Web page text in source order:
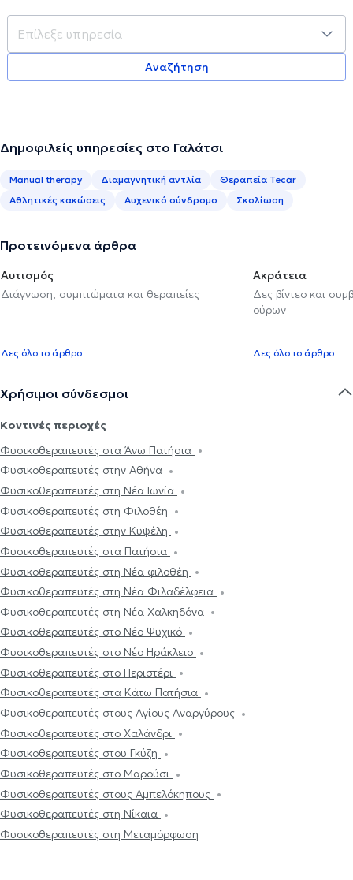
Αναζήτηση
Δημοφιλείς υπηρεσίες στο Γαλάτσι
Manual therapy Διαμαγνητική αντλία
Θεραπεία Tecar
Αθλητικές κακώσεις
Αυχενικό σύνδρομο Σκολίωση
Προτεινόμενα άρθρα
Αυτισμός
Διάγνωση, συμπτώματα και θεραπείες
Δες όλο το άρθρο
Ακράτεια
Δες βίντεο και
ούρων
Δες όλο το άρθρο
Χρήσιμοι σύνδεσμοι
Κοντινές περιοχές
Φυσικοθεραπευτές στα Άνω Πατήσια
Φυσικοθεραπευτές στην Αθήνα
Φυσικοθεραπευτές στη Νέα Ιωνία
Φυσικοθεραπευτές στη Φιλοθέη
Φυσικοθεραπευτές στην Κυψέλη
Φυσικοθεραπευτές στα Πατήσια
Φυσικοθεραπευτές στη Νέα φιλοθέη
Φυσικοθεραπευτές στη Νέα Φιλαδέλφεια
Φυσικοθεραπευτές στη Νέα Χαλκηδόνα
Φυσικοθεραπευτές στο Νέο Ψυχικό
Φυσικοθεραπευτές στο Νέο Ηράκλειο
Φυσικοθεραπευτές στο Περιστέρι
Φυσικοθεραπευτές στα Κάτω Πατήσια
Φυσικοθεραπευτές στους Αγίους Αναργύρους
Φυσικοθεραπευτές στο Χαλάνδρι
Φυσικοθεραπευτές στου Γκύζη
Φυσικοθεραπευτές στο Μαρούσι
Φυσικοθεραπευτές στους Αμπελόκηπους
Φυσικοθεραπευτές στη Νίκαια
Φυσικοθεραπευτές στη Μεταμόρφωση